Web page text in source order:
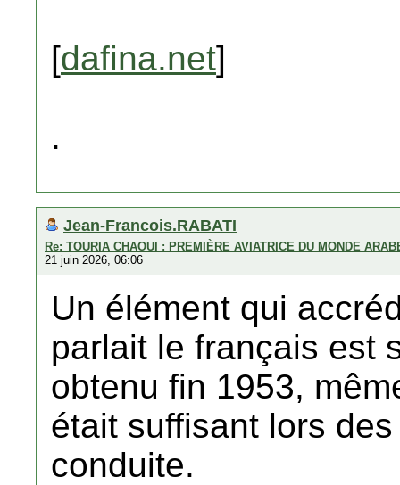
[dafina.net]
.
Jean-Francois.RABATI
Re: TOURIA CHAOUI : PREMIÈRE AVIATRICE DU MONDE
21 juin 2026, 06:06
Un élément qui
parlait le français est
obtenu fin 1953,
était suffisant lors
conduite.